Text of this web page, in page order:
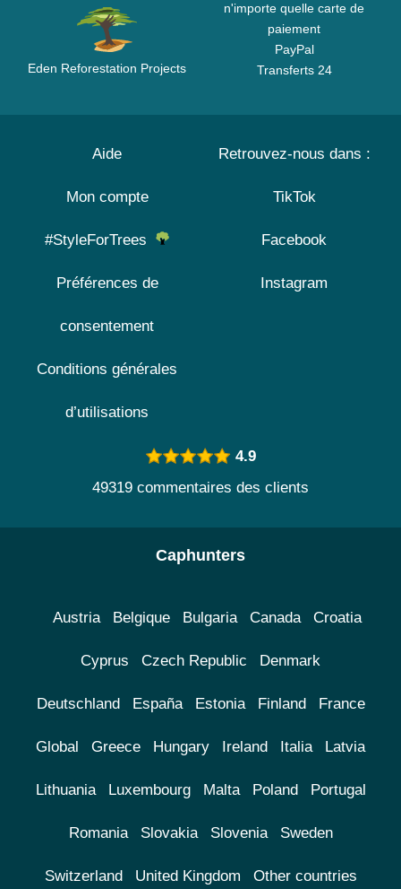
Eden Reforestation Projects
n'importe quelle carte de
paiement
PayPal
Transferts 24
Aide
Mon compte
#StyleForTrees
Préférences de
consentement
Conditions générales
d’utilisations
Retrouvez-nous dans :
TikTok
Facebook
Instagram
4.9
49319 commentaires des clients
Caphunters
Austria Belgique Bulgaria Canada Croatia
Cyprus Czech Republic Denmark
Deutschland España Estonia Finland France
Global Greece Hungary Ireland Italia Latvia
Lithuania Luxembourg Malta Poland Portugal
Romania Slovakia Slovenia Sweden
Switzerland United Kingdom Other countries